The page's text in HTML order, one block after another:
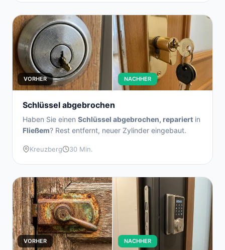
VORHER NACHHER
Schlüssel abgebrochen
Haben Sie einen Schlüssel abgebrochen, repariert in
Fließem? Rest entfernt, neuer Zylinder eingebaut.
Kreuzberg 30 Min.
VORHER NACHHER